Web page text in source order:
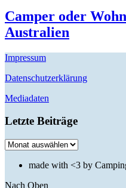
Camper oder
Australien
Impressum
Datenschutzerklärung
Mediadaten
Letzte Beiträge
Letzte
made with <3 by
Nach Oben